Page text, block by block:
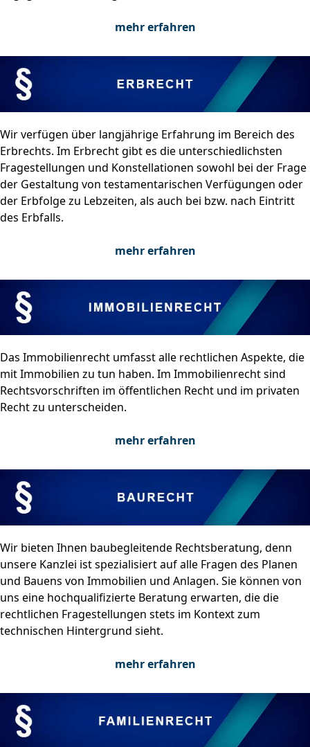
mehr erfahren
Wir verfügen über langjährige Erfahrung im Bereich des
Erbrechts. Im Erbrecht gibt es die unterschiedlichsten
Fragestellungen und Konstellationen sowohl bei der Frage
der Gestaltung von testamentarischen Verfügungen oder
der Erbfolge zu Lebzeiten, als auch bei bzw. nach Eintritt
des Erbfalls.
mehr erfahren
Das Immobilienrecht umfasst alle rechtlichen Aspekte, die
mit Immobilien zu tun haben. Im Immobilienrecht sind
Rechtsvorschriften im öffentlichen Recht und im privaten
Recht zu unterscheiden.
mehr erfahren
Wir bieten Ihnen baubegleitende Rechtsberatung, denn
unsere Kanzlei ist spezialisiert auf alle Fragen des Planen
und Bauens von Immobilien und Anlagen. Sie können von
uns eine hochqualifizierte Beratung erwarten, die die
rechtlichen Fragestellungen stets im Kontext zum
technischen Hintergrund sieht.
mehr erfahren